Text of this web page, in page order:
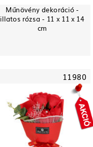
Műnövény dekoráció -
illatos rózsa - 11 x 11 x 14
cm
11980